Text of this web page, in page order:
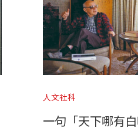
人文社科
一句「天下哪有